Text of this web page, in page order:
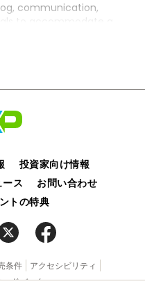
communication,
to accommodate a
designs
投資家向け情報
ス
お問い合わせ
トの特典
条件
アクセシビリティ
ドバック